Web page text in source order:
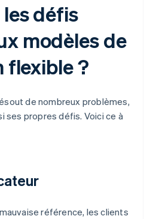
défis
modèles de
?
de nombreux problèmes,
ses propres défis. Voici ce à
référence, les clients